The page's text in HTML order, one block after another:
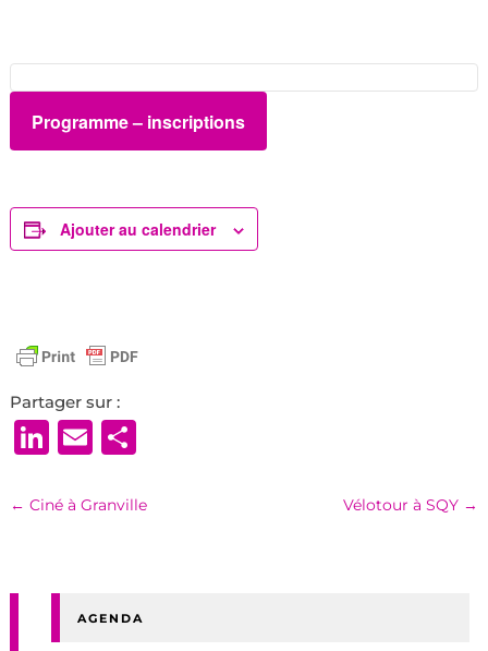
Programme – inscriptions
Ajouter au calendrier
Partager sur :
LinkedIn
EmailPartager
← Ciné à Granville Vélotour à SQY →
AGENDA